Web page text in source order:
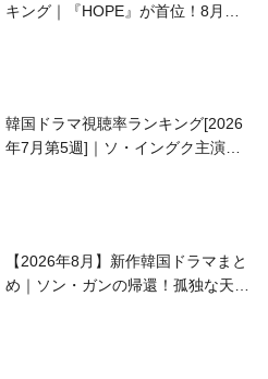
キング｜『HOPE』が首位！8月公
韓国ドラマ視聴率ランキング[2026
年7月第5週]｜ソ・イングク主演の
【2026年8月】新作韓国ドラマまと
め｜ソン・ガンの帰還！孤独な天才